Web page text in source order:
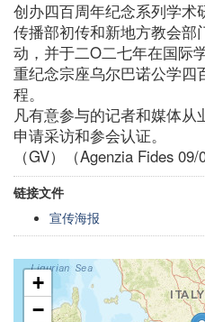
创办四百周年纪念系列学术
传播部初传和新地方教会部
动，并于二O二七年在国际
重纪念宗座乌尔巴诺公学四
程。
凡有意参与的记者和媒体
申请采访和参会认证。
（GV）（Agenzia Fides 09/
链接文件
宣传海报
+
−